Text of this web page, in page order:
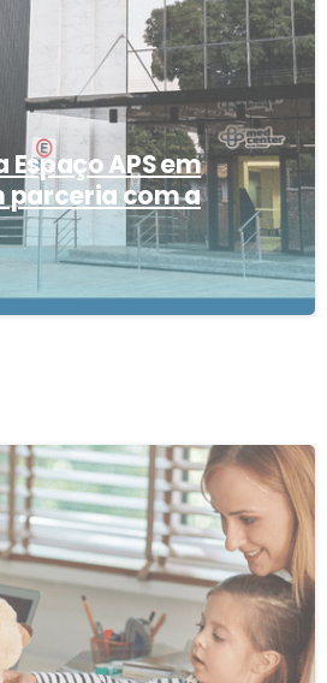
Espaço APS em
parceria com a
1